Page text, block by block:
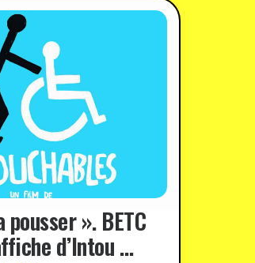
pousser ». BETC
d’Intou …